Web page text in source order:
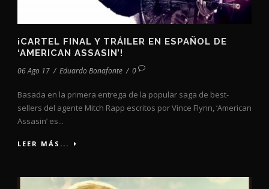
¡CARTEL FINAL Y TRÁILER EN ESPAÑOL DE
‘AMERICAN ASSASIN’!
06 Ago 17 / Eduardo Bonafonte / 0
Basada en la primera entrega de la popular saga de best-
sellers del agente Mitch Rapp escritos por Vince Flynn, ‘American
Assasin’ es...
LEER MÁS...